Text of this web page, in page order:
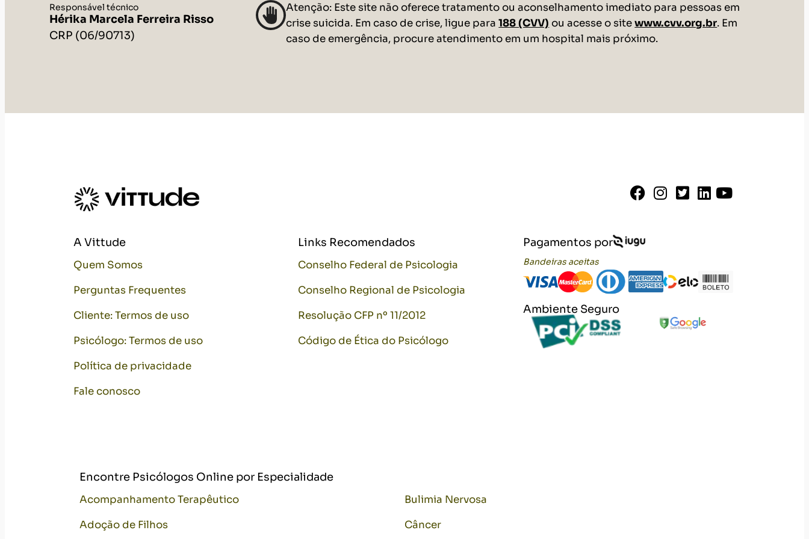
Responsável técnico
Hérika Marcela Ferreira Risso
CRP (06/90713)
Atenção: Este site não oferece tratamento ou aconselhamento imediato para pessoas em
crise suicida. Em caso de crise, ligue para188 (CVV) ou acesse o sitewww.cvv.org.br. Em
caso de emergência, procure atendimento em um hospital mais próximo.
A Vittude
Quem Somos
Perguntas Frequentes
Cliente: Termos de uso
Psicólogo: Termos de uso
Política de privacidade
Fale conosco
Links Recomendados
Conselho Federal de Psicologia
Conselho Regional de Psicologia
Resolução CFP nº 11/2012
Código de Ética do Psicólogo
Pagamentos por
Bandeiras aceitas
Ambiente Seguro
Encontre Psicólogos Online por Especialidade
Acompanhamento Terapêutico
Adoção de Filhos
Bulimia Nervosa
Câncer